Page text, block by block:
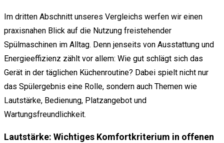
Im dritten Abschnitt unseres Vergleichs werfen wir einen
praxisnahen Blick auf die Nutzung freistehender
Spülmaschinen im Alltag. Denn jenseits von Ausstattung und
Energieeffizienz zählt vor allem: Wie gut schlägt sich das
Gerät in der täglichen Küchenroutine? Dabei spielt nicht nur
das Spülergebnis eine Rolle, sondern auch Themen wie
Lautstärke, Bedienung, Platzangebot und
Wartungsfreundlichkeit.
Lautstärke: Wichtiges Komfortkriterium in offenen